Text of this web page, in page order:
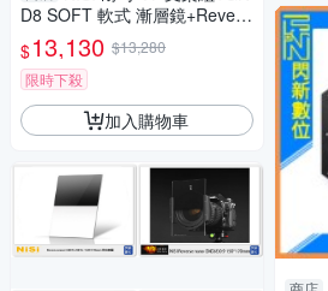
D8 SOFT 軟式 漸層鏡+Revers
e GND8 反向 漸層鏡 進階組(公
司貨)
$13,130 $13,280
限時下殺
加入購物車